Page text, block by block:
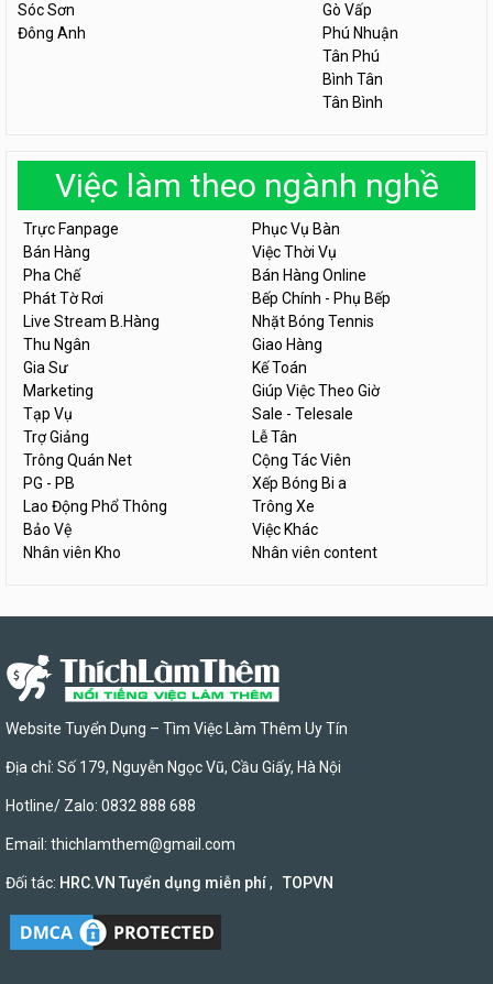
Sóc Sơn
Đông Anh
Gò Vấp
Phú Nhuận
Tân Phú
Bình Tân
Tân Bình
Việc làm theo ngành nghề
Trực Fanpage
Phục Vụ Bàn
Bán Hàng
Việc Thời Vụ
Pha Chế
Bán Hàng Online
Phát Tờ Rơi
Bếp Chính - Phụ Bếp
Live Stream B.Hàng
Nhặt Bóng Tennis
Thu Ngân
Giao Hàng
Gia Sư
Kế Toán
Marketing
Giúp Việc Theo Giờ
Tạp Vụ
Sale - Telesale
Trợ Giảng
Lễ Tân
Trông Quán Net
Cộng Tác Viên
PG - PB
Xếp Bóng Bi a
Lao Động Phổ Thông
Trông Xe
Bảo Vệ
Việc Khác
Nhân viên Kho
Nhân viên content
Website Tuyển Dụng – Tìm Việc Làm Thêm Uy Tín
Địa chỉ: Số 179, Nguyễn Ngọc Vũ, Cầu Giấy, Hà Nội
Hotline/ Zalo: 0832 888 688
Email: thichlamthem@gmail.com
Đối tác: HRC.VN Tuyển dụng miễn phí, TOPVN